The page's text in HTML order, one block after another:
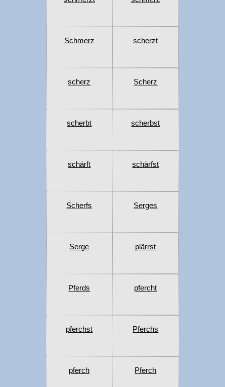
Schmerz scherzt
scherz Scherz
scherbt scherbst
schärft schärfst
Scherfs Serges
Serge plärrst
Pferds pfercht
pferchst Pferchs
pferch Pferch